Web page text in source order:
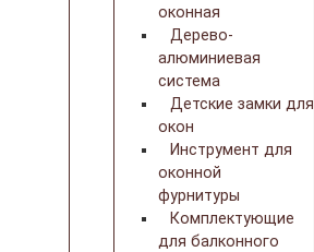
оконная
Дерево-
алюминиевая
система
Детские замки для
окон
Инструмент для
оконной
фурнитуры
Комплектующие
для балконного